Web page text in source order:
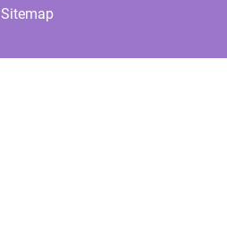
Sitemap